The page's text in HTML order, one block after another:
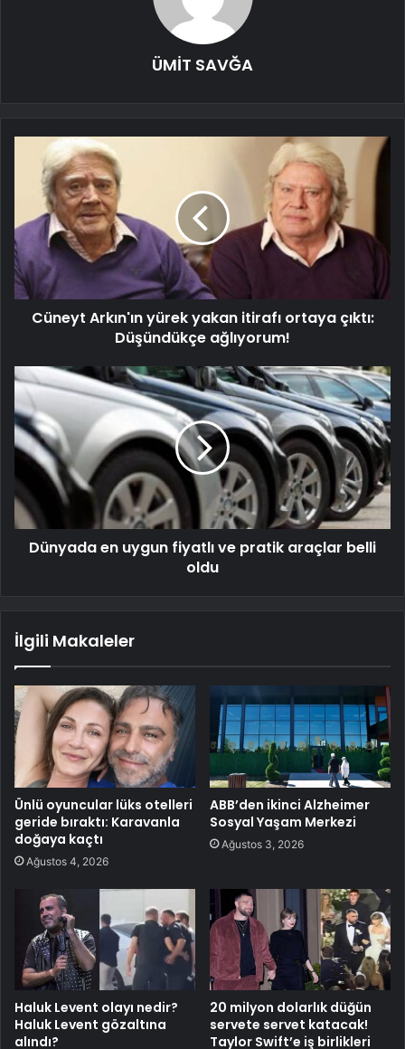
ÜMİT SAVĞA
Cüneyt Arkın'ın yürek yakan itirafı ortaya çıktı:
Düşündükçe ağlıyorum!
Dünyada en uygun fiyatlı ve pratik araçlar belli
oldu
İlgili Makaleler
Ünlü oyuncular lüks otelleri
geride bıraktı: Karavanla
doğaya kaçtı
Ağustos 4, 2026
ABB’den ikinci Alzheimer
Sosyal Yaşam Merkezi
Ağustos 3, 2026
Haluk Levent olayı nedir?
Haluk Levent gözaltına
alındı?
20 milyon dolarlık düğün
servete servet katacak!
Taylor Swift’e iş birlikleri